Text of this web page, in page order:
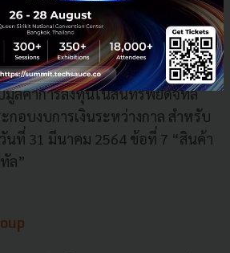
ไรขาดทุนของเราจะไม่แสดงผลการ
ยวกับผลกําไรของกลุ่มฯ
มูลค่าการลงทุนในสินทรัพย์ดิจิทัล
อบงบการเงินระหว่างกาล สําหรับ
นที่ 31 มีนาคม 2564 ข้อที่ 7 “สินค้า
ล”